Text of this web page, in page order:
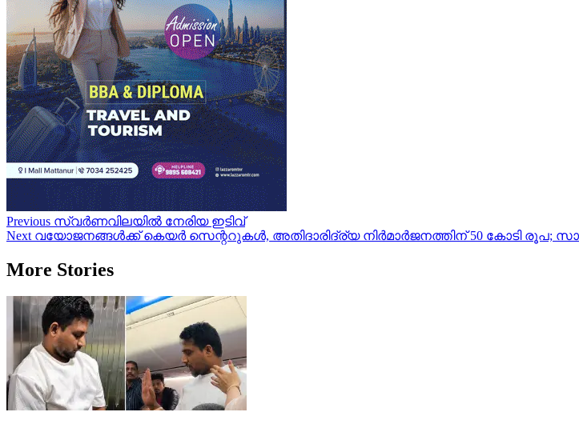
Post
navigation
Previous സ്വർണവിലയിൽ നേരിയ ഇടിവ്
Next വയോജനങ്ങൾക്ക് കെയർ സെന്ററുകൾ, അതിദാരിദ്ര്യ നിർമാർജനത്തിന് 50 കോടി രൂപ;
More Stories